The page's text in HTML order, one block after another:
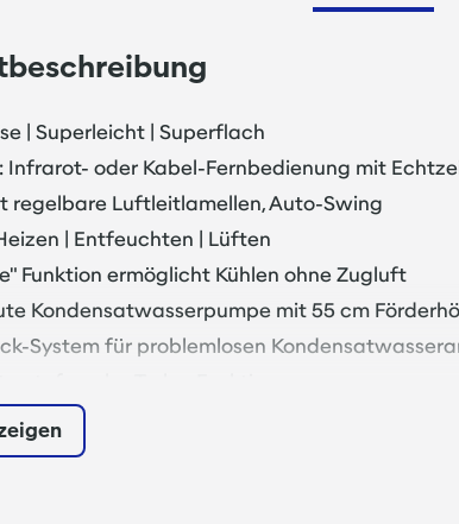
| Superleicht | Superflach
Infrarot- oder Kabel-Fernbedienung mit
regelbare Luftleitlamellen, Auto-Swing
| Entfeuchten | Lüften
Funktion ermöglicht Kühlen ohne Zugluft
Kondensatwasserpumpe mit 55 cm
System für problemlosen
Schaltkontakte für 2 Stk 2- oder 3-Wege
und 4-Leiter Systeme geeignet